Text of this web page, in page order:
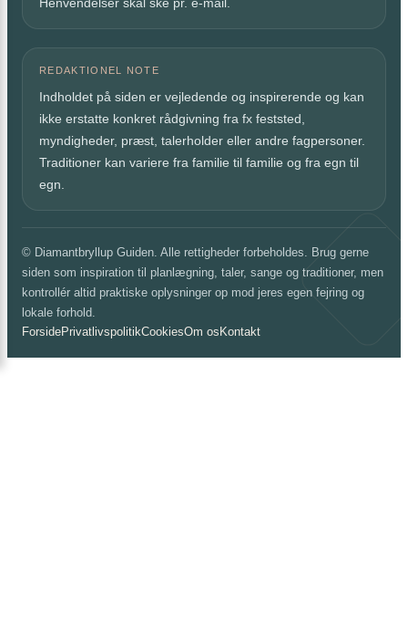
REDAKTIONEL NOTE
Indholdet på siden er vejledende og inspirerende og kan
ikke erstatte konkret rådgivning fra fx feststed,
myndigheder, præst, talerholder eller andre fagpersoner.
Traditioner kan variere fra familie til familie og fra egn til
egn.
© Diamantbryllup Guiden. Alle rettigheder forbeholdes. Brug gerne
siden som inspiration til planlægning, taler, sange og traditioner, men
kontrollér altid praktiske oplysninger op mod jeres egen fejring og
lokale forhold.
ForsidePrivatlivspolitikCookiesOm os Kontakt